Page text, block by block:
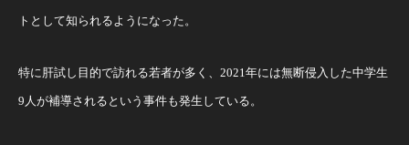
トとして知られるようになった。
特に肝試し目的で訪れる若者が多く、2021年には無断侵入した中学生
9人が補導されるという事件も発生している。